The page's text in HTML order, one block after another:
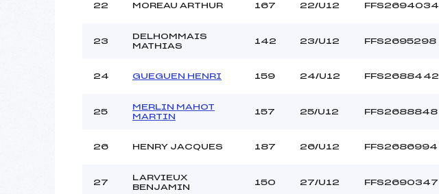
22 MOREAU ARTHUR 167 22/U12 FFS2694034
23
DELHOMMAIS
MATHIAS
142 23/U12 FFS2695298
24 GUEGUEN HENRI 159 24/U12 FFS2688442
25
MERLIN MAHOT
MARTIN
157 25/U12 FFS2688848
26 HENRY JACQUES 187 26/U12 FFS2686994
27
LARVIEUX
BENJAMIN
150 27/U12 FFS2690347